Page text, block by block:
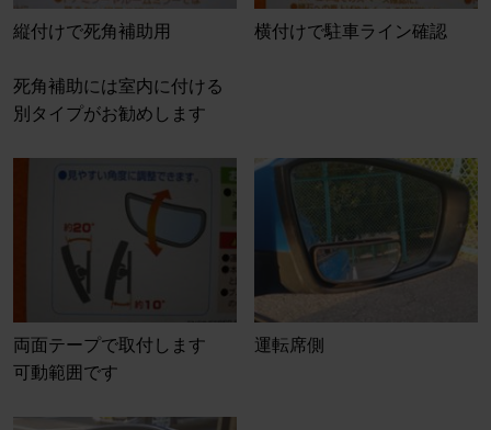
縦付けで死角補助用
死角補助には室内に付ける
別タイプがお勧めします
横付けで駐車ライン確認
両面テープで取付します
可動範囲です
運転席側